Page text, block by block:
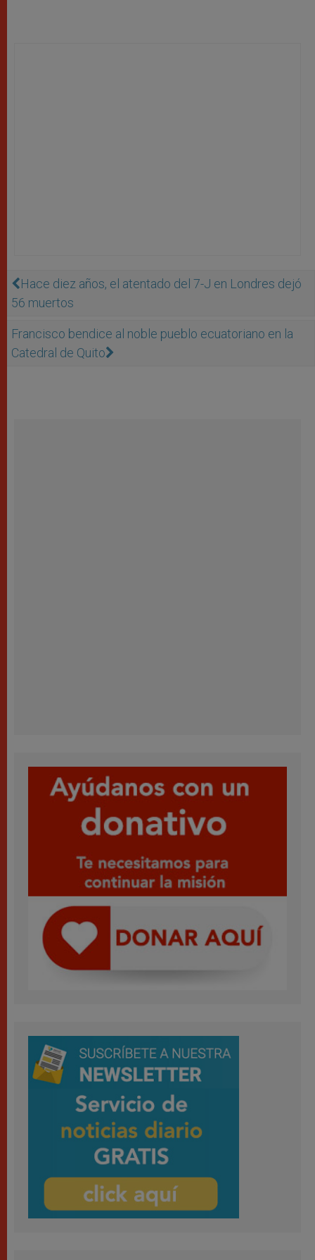
Hace diez años, el atentado del 7-J en Londres dejó
56 muertos
Francisco bendice al noble pueblo ecuatoriano en la
Catedral de Quito